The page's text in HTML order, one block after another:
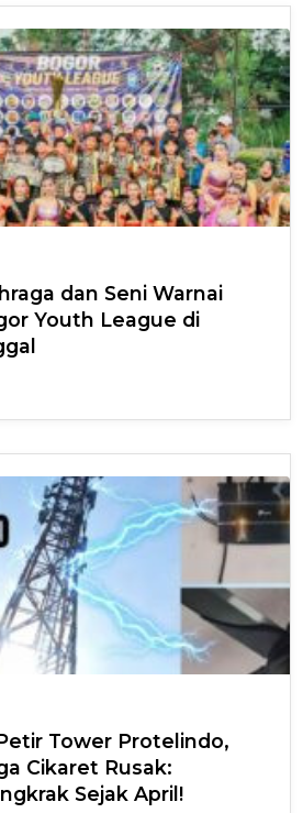
dan Seni Warnai
Youth League di
Tower Protelindo,
Cikaret Rusak:
Sejak April!